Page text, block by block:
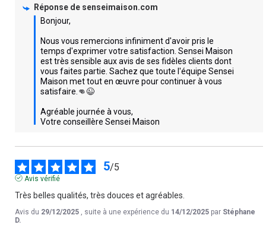
Réponse de senseimaison.com
Bonjour,
Nous vous remercions infiniment d'avoir pris le
temps d'exprimer votre satisfaction. Sensei Maison
est très sensible aux avis de ses fidèles clients dont
vous faites partie. Sachez que toute l'équipe Sensei
Maison met tout en œuvre pour continuer à vous
satisfaire.👊😉
Agréable journée à vous,
Votre conseillère Sensei Maison
5/5
Avis vérifié
Très belles qualités, très douces et agréables.
Avis du 29/12/2025 , suite à une expérience du 14/12/2025 par Stéphane
D.